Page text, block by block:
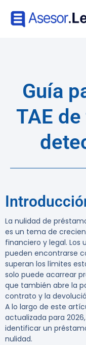
Guía
TAE
La nulidad de
es un tema de
financiero y legal.
pueden encontrarse
superan los límites
solo puede acarrear
que también abre la
contrato y la
A lo largo de este
actualizada para
identificar un
nulidad.